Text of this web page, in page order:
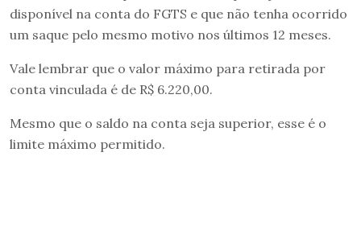
disponível na conta do FGTS e que não tenha ocorrido
um saque pelo mesmo motivo nos últimos 12 meses.
Vale lembrar que o valor máximo para retirada por
conta vinculada é de R$ 6.220,00.
Mesmo que o saldo na conta seja superior, esse é o
limite máximo permitido.